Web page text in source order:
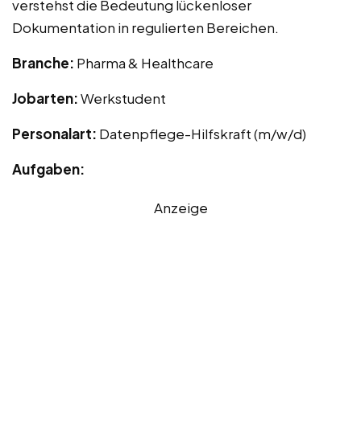
verstehst die Bedeutung lückenloser
Dokumentation in regulierten Bereichen.
Branche: Pharma & Healthcare
Jobarten:Werkstudent
Personalart: Datenpflege-Hilfskraft (m/w/d)
Aufgaben:
Anzeige